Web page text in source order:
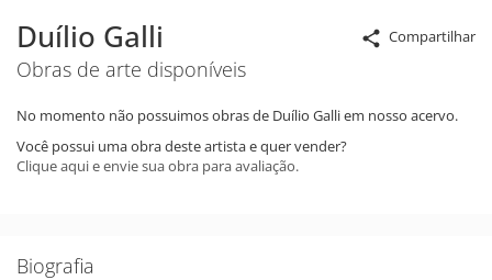
Compartilhar
Duílio Galli
Obras de arte disponíveis
No momento não possuimos obras de Duílio Galli em nosso acervo.
Você possui uma obra deste artista e quer vender?
Clique aqui e envie sua obra para avaliação.
Biografia